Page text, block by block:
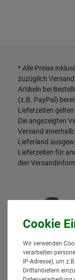
* Alle Preise
zuzüglich
Artikeln bei
(z.B. PayPal)
Lieferzeiten
Die angezeigten
Versand
Lieferland
Lieferzeiten für
den
Wir verwenden
verarbeiten
IP-Adresse), um
Drittanbietern